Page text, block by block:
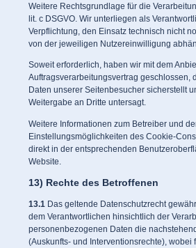
Weitere Rechtsgrundlage für die
lit. c DSGVO. Wir unterliegen als
Verpflichtung, den Einsatz technisch nicht
von der jeweiligen Nutzereinwilligung
Soweit erforderlich, haben wir mit dem
Auftragsverarbeitungsvertrag geschlossen,
Daten unserer Seitenbesucher sicherstellt
Weitergabe an Dritte untersagt.
Weitere Informationen zum Betreiber und
Einstellungsmöglichkeiten des Cookie-
direkt in der entsprechenden
Website.
13) Rechte des Betroffenen
13.1 Das geltende Datenschutzrecht
dem Verantwortlichen hinsichtlich der
personenbezogenen Daten die
(Auskunfts- und Interventionsrechte), wobei